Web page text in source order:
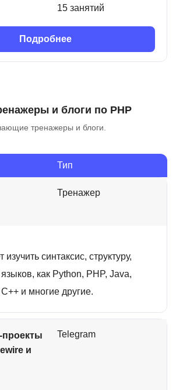
15 занятий
Подробнее
и блоги по PHP
тренажеры и блоги.
Тип
Тренажер
синтаксис, структуру,
как Python, PHP, Java,
и многие другие.
проекты
и
Telegram